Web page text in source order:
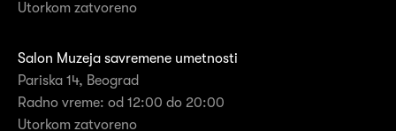
Utorkom zatvoreno
Salon Muzeja savremene umetnosti
Pariska 14, Beograd
Radno vreme: od 12:00 do 20:00
Utorkom zatvoreno